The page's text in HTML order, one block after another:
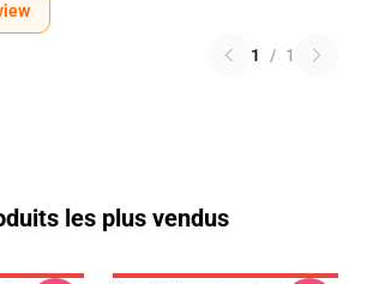
1 / 1
les plus vendus